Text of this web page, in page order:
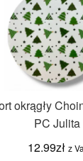
okrągły
PC Julita
12.99zł z